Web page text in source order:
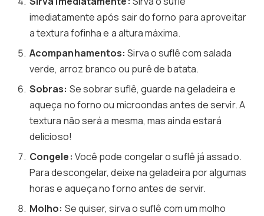
imediatamente após sair do forno para aproveitar
a textura fofinha e a altura máxima.
Acompanhamentos: Sirva o suflê com salada
verde, arroz branco ou purê de batata.
Sobras: Se sobrar suflê, guarde na geladeira e
aqueça no forno ou microondas antes de servir. A
textura não será a mesma, mas ainda estará
delicioso!
Congele: Você pode congelar o suflê já assado.
Para descongelar, deixe na geladeira por algumas
horas e aqueça no forno antes de servir.
Molho: Se quiser, sirva o suflê com um molho